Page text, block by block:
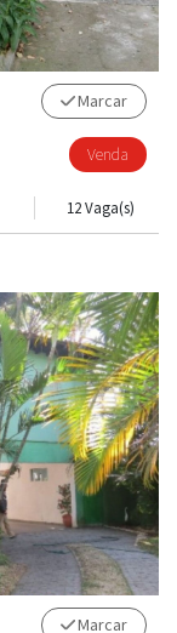
Marcar
Venda
12 Vaga(s)
Marcar